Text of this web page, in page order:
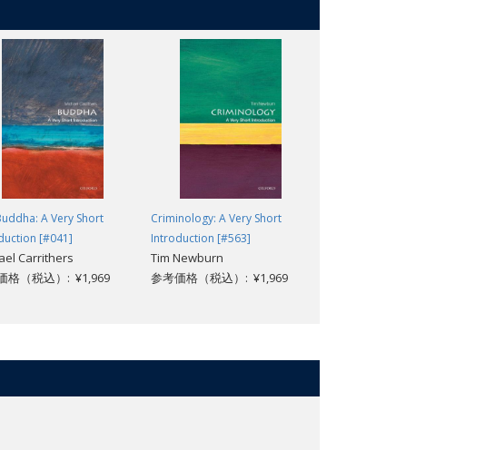
A Very Short
[#041]
Carrithers
格（税込）: ¥1,969
Criminology: A Very Short
Introduction [#563]
Tim Newburn
参考価格（税込）: ¥1,969